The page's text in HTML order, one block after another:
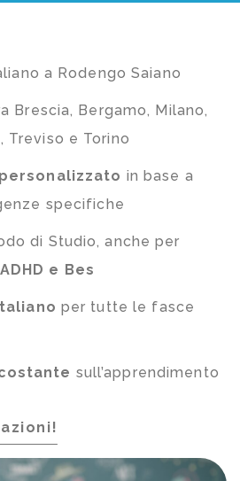
a Rodengo Saiano
Brescia, Bergamo, Milano,
Treviso e Torino
personalizzato in base a
specifiche
di Studio, anche per
e Bes
per tutte le fasce
sull’apprendimento